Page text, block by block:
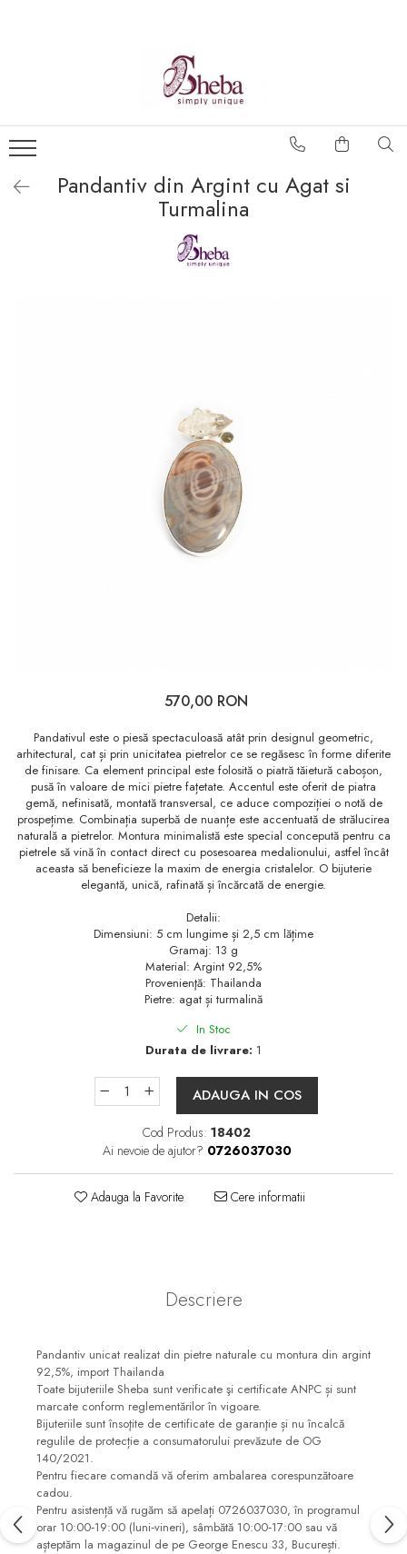
Pandantiv din Argint cu Agat si
Turmalina
570,00 RON
Pandativul este o piesă spectaculoasă atât prin designul geometric,
arhitectural, cat și prin unicitatea pietrelor ce se regăsesc în forme diferite
de finisare. Ca element principal este folosită o piatră tăietură caboșon,
pusă în valoare de mici pietre fațetate. Accentul este oferit de piatra
gemă, nefinisată, montată transversal, ce aduce compoziției o notă de
prospețime. Combinația superbă de nuanțe este accentuată de strălucirea
naturală a pietrelor. Montura minimalistă este special concepută pentru ca
pietrele să vină în contact direct cu posesoarea medalionului, astfel încât
aceasta să beneficieze la maxim de energia cristalelor. O bijuterie
elegantă, unică, rafinată și încărcată de energie.
Detalii:
Dimensiuni: 5 cm lungime și 2,5 cm lățime
Gramaj: 13 g
Material: Argint 92,5%
Provenienţă: Thailanda
Pietre: agat și turmalină
In Stoc
Durata de livrare: 1
ADAUGA IN COS
Cod Produs: 18402
Ai nevoie de ajutor? 0726037030
Adauga la Favorite Cere informatii
Descriere
Pandantiv unicat realizat din pietre naturale cu montura din argint
92,5%, import Thailanda
Toate bijuteriile Sheba sunt verificate şi certificate ANPC și sunt
marcate conform reglementărilor în vigoare.
Bijuteriile sunt însoţite de certificate de garanţie și nu încalcă
regulile de protecție a consumatorului prevăzute de OG
140/2021.
Pentru fiecare comandă vă oferim ambalarea corespunzătoare
cadou.
Pentru asistență vă rugăm să apelați 0726037030, în programul
orar 10:00‐19:00 (luni‐vineri), sâmbătă 10:00‐17:00 sau vă
așteptăm la magazinul de pe George Enescu 33, București.